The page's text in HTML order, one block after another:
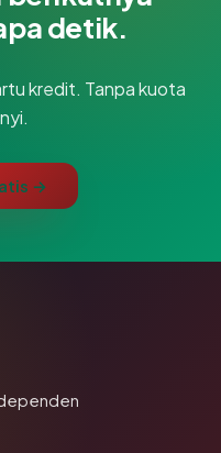
detik.
kredit. Tanpa kuota
→